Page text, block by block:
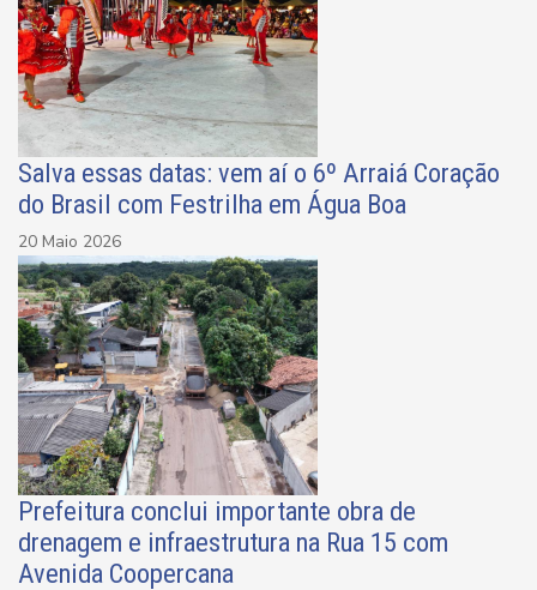
Salva essas datas: vem aí o 6º Arraiá Coração
do Brasil com Festrilha em Água Boa
20 Maio 2026
Prefeitura conclui importante obra de
drenagem e infraestrutura na Rua 15 com
Avenida Coopercana